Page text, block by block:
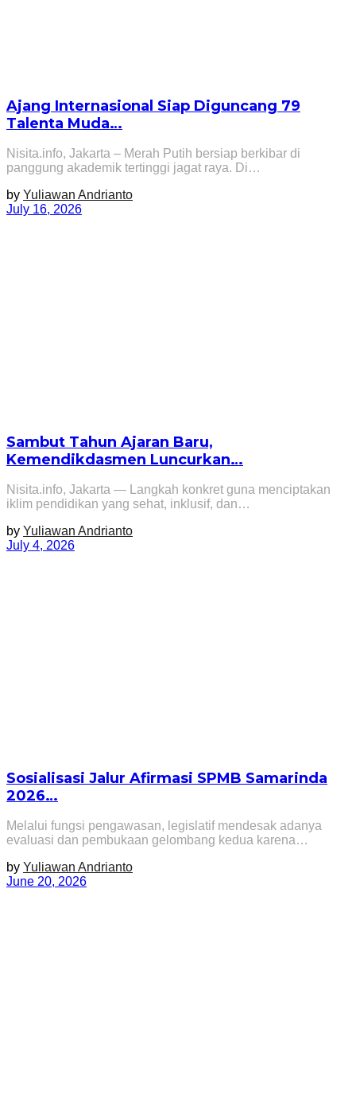
Ajang Internasional Siap Diguncang 79
Talenta Muda…
Nisita.info, Jakarta – Merah Putih bersiap berkibar di
panggung akademik tertinggi jagat raya. Di…
by Yuliawan Andrianto
July 16, 2026
Sambut Tahun Ajaran Baru,
Kemendikdasmen Luncurkan…
Nisita.info, Jakarta — Langkah konkret guna menciptakan
iklim pendidikan yang sehat, inklusif, dan…
by Yuliawan Andrianto
July 4, 2026
Sosialisasi Jalur Afirmasi SPMB Samarinda
2026…
Melalui fungsi pengawasan, legislatif mendesak adanya
evaluasi dan pembukaan gelombang kedua karena…
by Yuliawan Andrianto
June 20, 2026